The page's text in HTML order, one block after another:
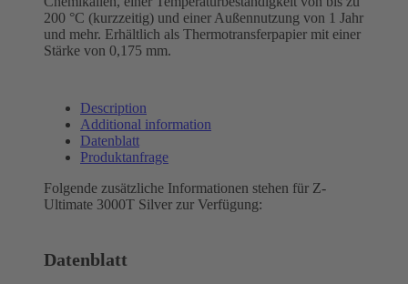
200 °C (kurzzeitig) und einer Außennutzung von 1 Jahr
und mehr. Erhältlich als Thermotransferpapier mit einer
Stärke von 0,175 mm.
Description
Additional information
Datenblatt
Produktanfrage
Folgende zusätzliche Informationen stehen für Z-
Ultimate 3000T Silver zur Verfügung:
Datenblatt